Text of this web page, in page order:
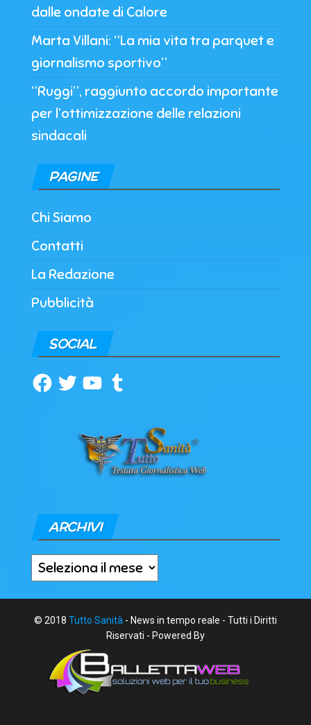
dalle ondate di Calore
Marta Villani: “La mia vita tra parquet e
giornalismo sportivo”
“Ruggi”, raggiunto accordo importante
per l’ottimizzazione delle relazioni
sindacali
PAGINE
Chi Siamo
Contatti
La Redazione
Pubblicità
SOCIAL
Facebook
TwitterYouTubeTumblr
ARCHIVI
Archivi
© 2018 Tutto Sanità - News in tempo reale - Tutti i Diritti
Riservati - Powered By